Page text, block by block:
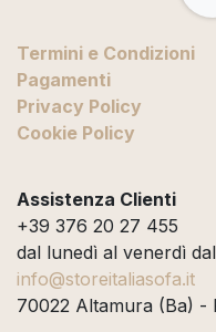
Termini e Condizioni
Pagamenti
Privacy Policy
Cookie Policy
Assistenza Clienti
+39 376 20 27 455
dal lunedì al venerdì
info@storeitaliasofa.it
70022 Altamura (Ba) -